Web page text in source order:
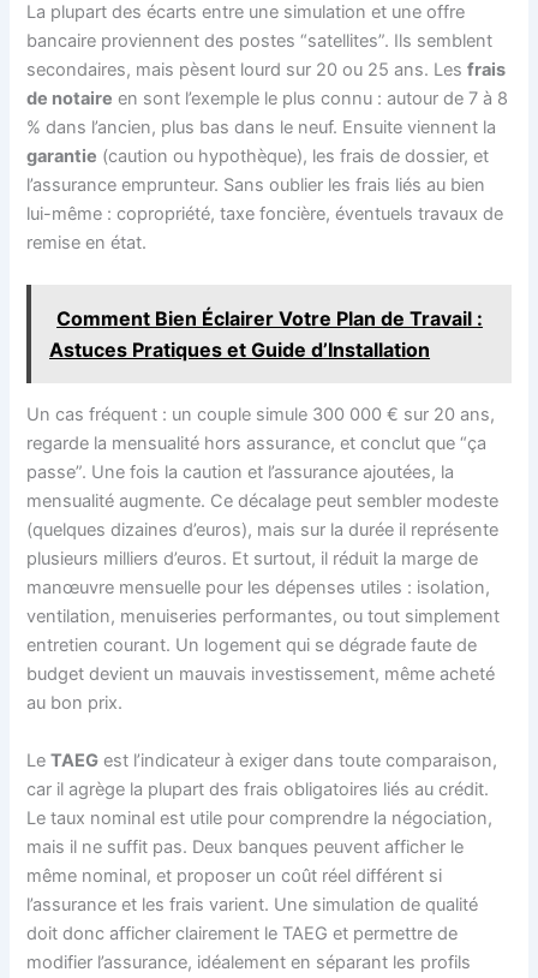
La plupart des écarts entre une simulation et une offre
bancaire proviennent des postes “satellites”. Ils semblent
secondaires, mais pèsent lourd sur 20 ou 25 ans. Lesfrais
de notaire en sont l’exemple le plus connu : autour de 7 à 8
% dans l’ancien, plus bas dans le neuf. Ensuite viennent la
garantie (caution ou hypothèque), les frais de dossier, et
l’assurance emprunteur. Sans oublier les frais liés au bien
lui-même : copropriété, taxe foncière, éventuels travaux de
remise en état.
Comment Bien Éclairer Votre Plan de Travail :
Astuces Pratiques et Guide d’Installation
Un cas fréquent : un couple simule 300 000 € sur 20 ans,
regarde la mensualité hors assurance, et conclut que “ça
passe”. Une fois la caution et l’assurance ajoutées, la
mensualité augmente. Ce décalage peut sembler modeste
(quelques dizaines d’euros), mais sur la durée il représente
plusieurs milliers d’euros. Et surtout, il réduit la marge de
manœuvre mensuelle pour les dépenses utiles : isolation,
ventilation, menuiseries performantes, ou tout simplement
entretien courant. Un logement qui se dégrade faute de
budget devient un mauvais investissement, même acheté
au bon prix.
LeTAEG est l’indicateur à exiger dans toute comparaison,
car il agrège la plupart des frais obligatoires liés au crédit.
Le taux nominal est utile pour comprendre la négociation,
mais il ne suffit pas. Deux banques peuvent afficher le
même nominal, et proposer un coût réel différent si
l’assurance et les frais varient. Une simulation de qualité
doit donc afficher clairement le TAEG et permettre de
modifier l’assurance, idéalement en séparant les profils